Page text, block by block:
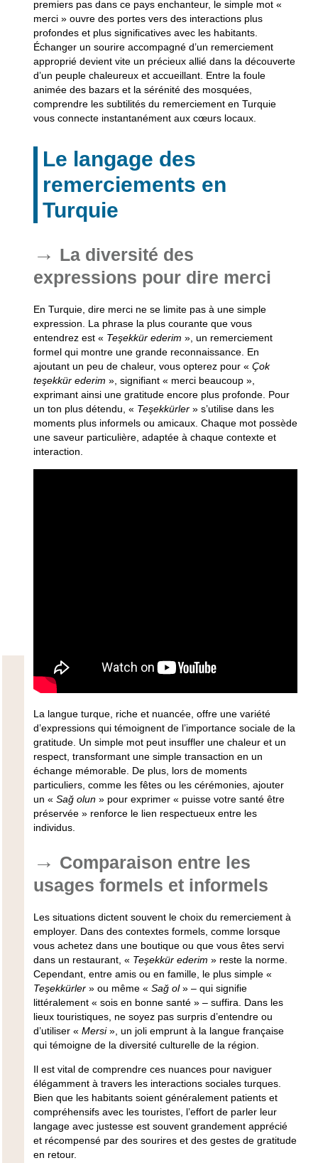
premiers pas dans ce pays enchanteur, le simple mot «
merci » ouvre des portesvers des interactions plus
profondes et plus significatives avec les habitants.
Échanger un sourire accompagné d’un remerciement
approprié devient vite un précieux allié dans la découverte
d’un peuple chaleureux et accueillant. Entre la foule
animée des bazars et la sérénité des mosquées,
comprendre les subtilités du remerciement en Turquie
vous connecte instantanément aux cœurs locaux.
Le langage des
remerciements en
Turquie
La diversité des
expressions pour dire merci
En Turquie, dire merci ne se limite pas à une simple
expression. La phrase la plus courante que vous
entendrez est « Teşekkür ederim », un remerciement
formel qui montre une grande reconnaissance. En
ajoutant un peu de chaleur, vous opterez pour « Çok
teşekkür ederim », signifiant « merci beaucoup »,
exprimant ainsi une gratitude encore plus profonde. Pour
un ton plus détendu, « Teşekkürler» s’utilise dans les
moments plus informels ou amicaux. Chaque mot possède
une saveur particulière, adaptée à chaque contexte et
interaction.
La langue turque, riche et nuancée, offre une variété
d’expressions qui témoignent de l’importance sociale de la
gratitude. Un simple mot peut insuffler une chaleur et un
respect, transformant une simple transaction en un
échange mémorable. De plus, lors de moments
particuliers, comme les fêtes ou les cérémonies, ajouter
un « Sağ olun» pour exprimer « puisse votre santé être
préservée » renforce le lien respectueux entre les
individus.
Comparaison entre les
usages formels et informels
Les situations dictent souvent le choix du remerciement à
employer. Dans des contextes formels, comme lorsque
vous achetez dans une boutique ou que vous êtes servi
dans un restaurant, « Teşekkür ederim » reste la norme.
Cependant, entre amis ou en famille, le plus simple «
Teşekkürler» ou même « Sağ ol» – qui signifie
littéralement « sois en bonne santé » – suffira. Dans les
lieux touristiques, ne soyez pas surpris d’entendre ou
d’utiliser « Mersi», un joli emprunt à la langue française
qui témoigne de la diversité culturelle de la région.
Il est vital de comprendre ces nuances pour naviguer
élégamment à travers les interactions sociales turques.
Bien que les habitants soient généralement patients et
compréhensifs avec les touristes, l’effort de parler leur
langage avec justesse est souvent grandement apprécié
et récompensé par des sourires et des gestes de gratitude
en retour.